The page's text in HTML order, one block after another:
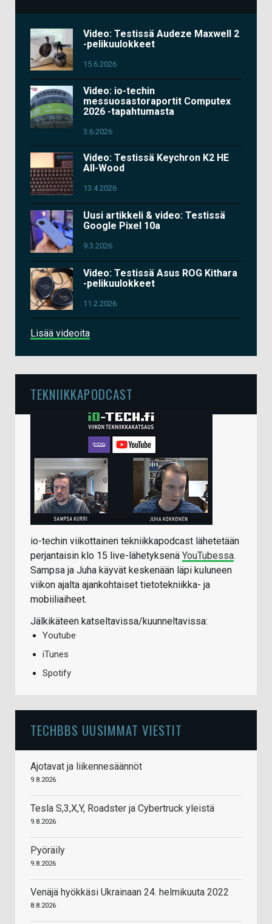
Video: Testissä Audeze Maxwell 2
-pelikuulokkeet
15.6.2026
Video: io-techin
messuosastoraportit Computex
2026 -tapahtumasta
3.6.2026
Video: Testissä Keychron K2 HE
All-Wood
13.4.2026
Uusi artikkeli & video: Testissä
Google Pixel 10a
9.3.2026
Video: Testissä Asus ROG Kithara
-pelikuulokkeet
11.2.2026
Lisää videoita
TEKNIIKKAPODCAST
io-techin viikottainen tekniikkapodcast lähetetään
perjantaisin klo 15 live-lähetyksenä YouTubessa.
Sampsa ja Juha käyvät keskenään läpi kuluneen
viikon ajalta ajankohtaiset tietotekniikka- ja
mobiiliaiheet.
Jälkikäteen katseltavissa/kuunneltavissa:
Youtube
iTunes
Spotify
TECHBBS UUSIMMAT VIESTIT
Ajotavat ja liikennesäännöt
9.8.2026
Tesla S,3,X,Y, Roadster ja Cybertruck yleistä
9.8.2026
Pyöräily
9.8.2026
Venäjä hyökkäsi Ukrainaan 24. helmikuuta 2022
8.8.2026